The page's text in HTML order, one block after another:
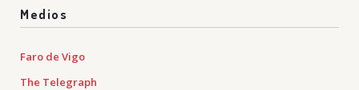
Medios
Faro de Vigo
The Telegraph